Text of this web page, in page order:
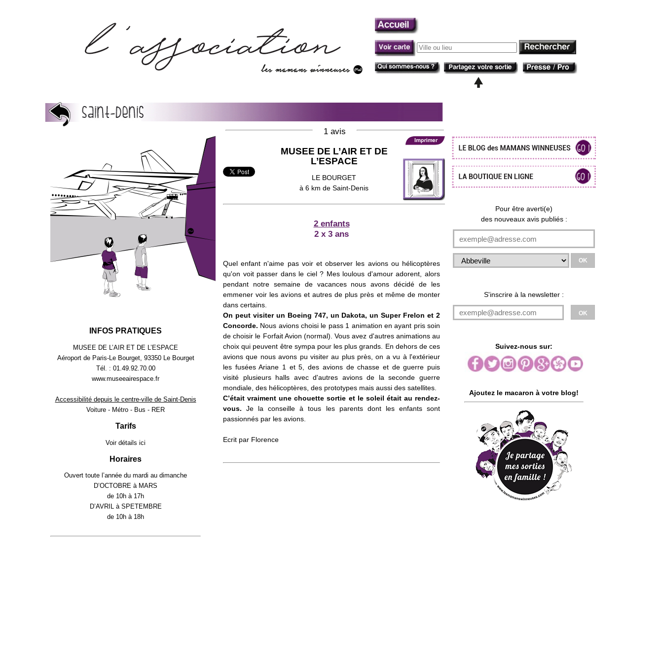
1 avis
MUSEE DE L’AIR ET DE
L’ESPACE
LE BOURGET
à 6 km de Saint-Denis
2 enfants
2 x 3 ans
Quel enfant n'aime pas voir et observer les avions ou hélicoptères
qu'on voit passer dans le ciel ? Mes loulous d'amour adorent, alors
pendant notre semaine de vacances nous avons décidé de les
emmener voir les avions et autres de plus près et même de monter
dans certains.
On peut visiter un Boeing 747, un Dakota, un Super Frelon et 2
Concorde. Nous avions choisi le pass 1 animation en ayant pris soin
de choisir le Forfait Avion (normal). Vous avez d'autres animations au
choix qui peuvent être sympa pour les plus grands. En dehors de ces
avions que nous avons pu visiter au plus près, on a vu à l'extérieur
les fusées Ariane 1 et 5, des avions de chasse et de guerre puis
visité plusieurs halls avec d'autres avions de la seconde guerre
mondiale, des hélicoptères, des prototypes mais aussi des satellites.
C’était vraiment une chouette sortie et le soleil était au rendez-
vous. Je la conseille à tous les parents dont les enfants sont
passionnés par les avions.
Ecrit par Florence
INFOS PRATIQUES
MUSEE DE L’AIR ET DE L’ESPACE
Aéroport de Paris-Le Bourget, 93350 Le Bourget
Tél. : 01.49.92.70.00
www.museeairespace.fr
Accessibilité depuis le centre-ville de Saint-Denis
Voiture - Métro - Bus - RER
Tarifs
Voir détails ici
Horaires
Ouvert toute l’année du mardi au dimanche
D’OCTOBRE à MARS
de 10h à 17h
D’AVRIL à SPETEMBRE
de 10h à 18h